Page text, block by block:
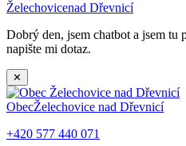
Želechovicenad Dřevnicí
Dobrý den, jsem chatbot a jsem tu
napište mi dotaz.
✕
ObecŽelechovice nad Dřevnicí
+420 577 440 071